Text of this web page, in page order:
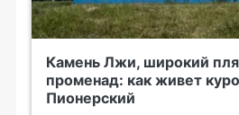
Камень Лжи, широкий
променад: как живет
Пионерский